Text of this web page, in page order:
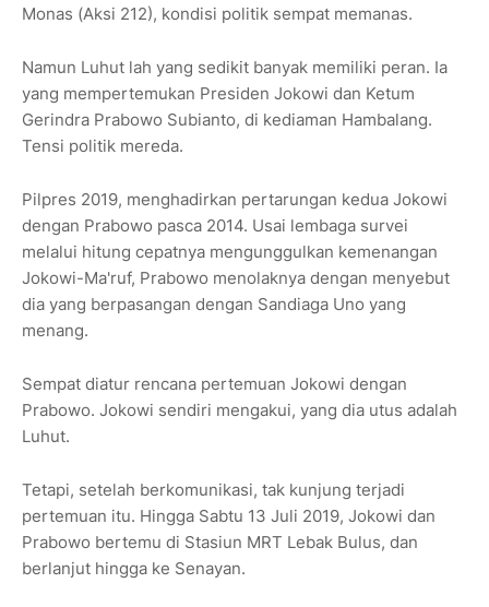
Monas (Aksi 212), kondisi politik sempat memanas.
Namun Luhut lah yang sedikit banyak memiliki peran. Ia
yang mempertemukan Presiden Jokowi dan Ketum
Gerindra Prabowo Subianto, di kediaman Hambalang.
Tensi politik mereda.
Pilpres 2019, menghadirkan pertarungan kedua Jokowi
dengan Prabowo pasca 2014. Usai lembaga survei
melalui hitung cepatnya mengunggulkan kemenangan
Jokowi-Ma'ruf, Prabowo menolaknya dengan menyebut
dia yang berpasangan dengan Sandiaga Uno yang
menang.
Sempat diatur rencana pertemuan Jokowi dengan
Prabowo. Jokowi sendiri mengakui, yang dia utus adalah
Luhut.
Tetapi, setelah berkomunikasi, tak kunjung terjadi
pertemuan itu. Hingga Sabtu 13 Juli 2019, Jokowi dan
Prabowo bertemu di Stasiun MRT Lebak Bulus, dan
berlanjut hingga ke Senayan.